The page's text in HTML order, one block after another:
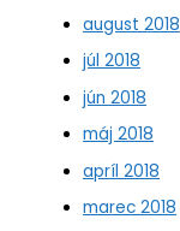
august 2018
júl 2018
jún 2018
máj 2018
apríl 2018
marec 2018